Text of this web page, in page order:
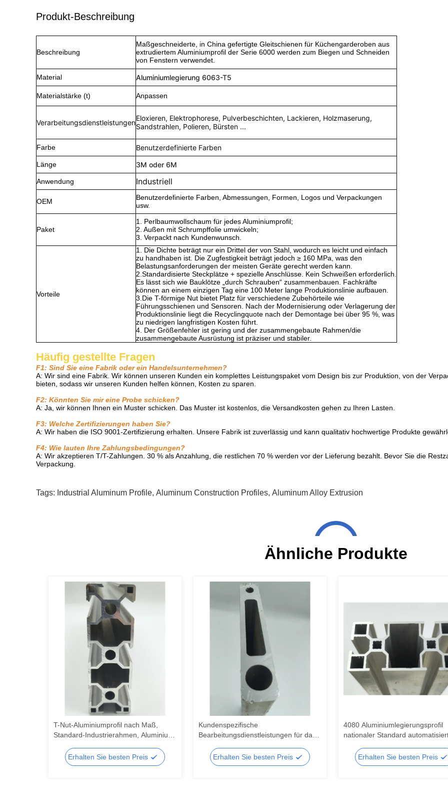
Produkt-Beschreibung
Beschreibung
Maßgeschneiderte, in China gefertigte Gleitschienen für Küchengarderoben aus
extrudiertem Aluminiumprofil der Serie 6000 werden zum Biegen und Schneiden
von Fenstern verwendet.
Material Aluminiumlegierung 6063-T5
Materialstärke (t) Anpassen
Verarbeitungsdienstleistungen
Eloxieren, Elektrophorese, Pulverbeschichten, Lackieren, Holzmaserung,
Sandstrahlen, Polieren, Bürsten ...
Farbe Benutzerdefinierte Farben
Länge 3M oder 6M
Anwendung Industriell
OEM
Benutzerdefinierte Farben, Abmessungen, Formen, Logos und Verpackungen
usw.
Paket
1. Perlbaumwollschaum für jedes Aluminiumprofil;
2. Außen mit Schrumpffolie umwickeln;
3. Verpackt nach Kundenwunsch.
Vorteile
1. Die Dichte beträgt nur ein Drittel der von Stahl, wodurch es leicht und einfach
zu handhaben ist. Die Zugfestigkeit beträgt jedoch ≥ 160 MPa, was den
Belastungsanforderungen der meisten Geräte gerecht werden kann.
2.Standardisierte Steckplätze + spezielle Anschlüsse. Kein Schweißen erforderlich.
Es lässt sich wie Bauklötze „durch Schrauben“ zusammenbauen. Fachkräfte
können an einem einzigen Tag eine 100 Meter lange Produktionslinie aufbauen.
3.Die T-förmige Nut bietet Platz für verschiedene Zubehörteile wie
Führungsschienen und Sensoren. Nach der Modernisierung oder Verlagerung der
Produktionslinie liegt die Recyclingquote nach der Demontage bei über 95 %, was
zu niedrigen langfristigen Kosten führt.
4. Der Größenfehler ist gering und der zusammengebaute Rahmen/die
zusammengebaute Ausrüstung ist präziser und stabiler.
Häufig gestellte Fragen
F1: Sind Sie eine Fabrik oder ein Handelsunternehmen?
A: Wir sind eine Fabrik. Wir können unseren Kunden ein komplettes Leistungspaket vom Design bis zur Produktion, von der
bieten, sodass wir unseren Kunden helfen können, Kosten zu sparen.
F2: Könnten Sie mir eine Probe schicken?
A: Ja, wir können Ihnen ein Muster schicken. Das Muster ist kostenlos, die Versandkosten gehen zu Ihren Lasten.
F3: Welche Zertifizierungen haben Sie?
A: Wir haben die ISO 9001-Zertifizierung erhalten. Unsere Fabrik ist zuverlässig und kann qualitativ hochwertige Produkte
F4: Wie lauten Ihre Zahlungsbedingungen?
A: Wir akzeptieren T/T-Zahlungen. 30 % als Anzahlung, die restlichen 70 % werden vor der Lieferung bezahlt. Bevor Sie die
Verpackung.
Tags: Industrial Aluminum Profile, Aluminum Construction Profiles, Aluminum Alloy Extrusion
Ähnliche Produkte
T-Nut-Aluminiumprofil nach Maß,
Standard-Industrierahmen, Aluminium-
Biegeservice
Erhalten Sie besten Preis
Kundenspezifische
Bearbeitungsdienstleistungen für das
Stanzen von Aluminium-
Strangpressprofilen
Erhalten Sie besten Preis
4080 Aluminiumlegierungsprofil
nationaler Standard
Aluminiumprofilhersteller
Erhalten Sie besten Preis